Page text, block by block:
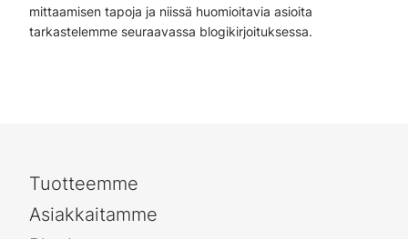
mittaamisen tapoja ja niissä huomioitavia asioita
tarkastelemme seuraavassa blogikirjoituksessa.
Tuotteemme
Asiakkaitamme